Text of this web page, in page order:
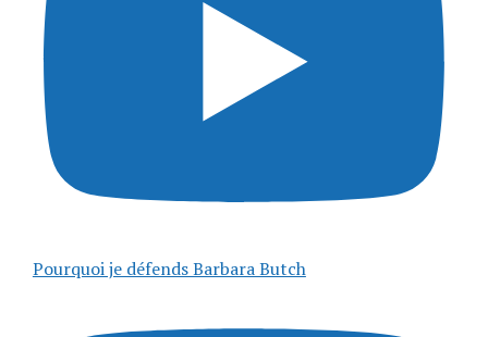
Pourquoi je défends Barbara Butch